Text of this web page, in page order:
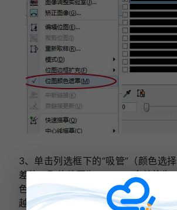
3、单击列选框下的“吸管”（颜色选
差值，取值范围为0~100，容差值为
色，容差值越大，则选取的颜色范围
越多。将已变成吸管形状的光标移到